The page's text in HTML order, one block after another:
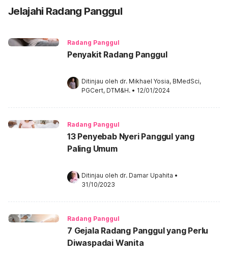
Jelajahi Radang Panggul
Radang Panggul
Penyakit Radang Panggul
Ditinjau oleh dr. Mikhael Yosia, BMedSci,
PGCert, DTM&H. • 12/01/2024
Radang Panggul
13 Penyebab Nyeri Panggul yang
Paling Umum
Ditinjau oleh dr. Damar Upahita •
31/10/2023
Radang Panggul
7 Gejala Radang Panggul yang Perlu
Diwaspadai Wanita